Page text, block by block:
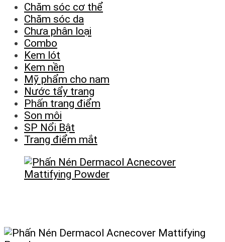
Chăm sóc cơ thể
Chăm sóc da
Chưa phân loại
Combo
Kem lót
Kem nền
Mỹ phẩm cho nam
Nước tẩy trang
Phấn trang điểm
Son môi
SP Nổi Bật
Trang điểm mắt